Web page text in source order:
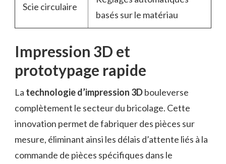
Scie circulaire
basés sur le matériau
Impression 3D et
prototypage rapide
La technologie d’impression 3Dbouleverse
complètement le secteur du bricolage. Cette
innovation permet de fabriquer des pièces sur
mesure, éliminant ainsi les délais d’attente liés à la
commande de pièces spécifiques dans le